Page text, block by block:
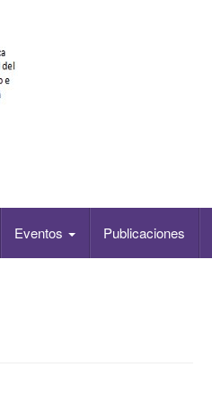
Eventos Publicaciones